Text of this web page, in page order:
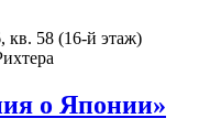
кв. 58 (16-й этаж)
о Японии»